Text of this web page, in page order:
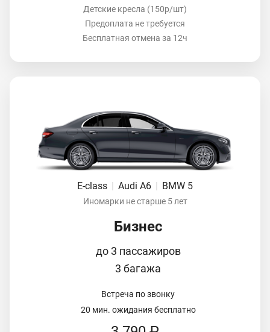
Детские кресла (150р/шт)
Предоплата не требуется
Бесплатная отмена за 12ч
E-class | Audi A6 | BMW 5
Иномарки не старше 5 лет
Бизнес
до 3 пассажиров
3 багажа
Встреча по звонку
20 мин. ожидания бесплатно